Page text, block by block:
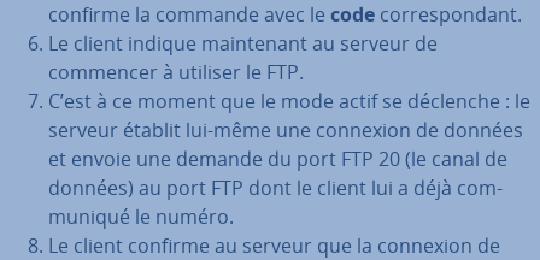
confirme la commande avec le code cor­res­pon­dant.
Le client indique main­te­nant au serveur de
commencer à utiliser le FTP.
C’est à ce moment que le mode actif se déclenche : le
serveur établit lui-même une connexion de données
et envoie une demande du port FTP 20 (le canal de
données) au port FTP dont le client lui a déjà com­
mu­ni­qué le numéro.
Le client confirme au serveur que la connexion de